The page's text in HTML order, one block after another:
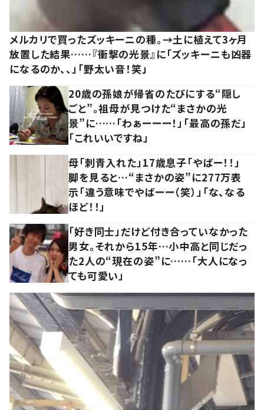
メルカリで買ったズッキーニの種。→土に植えて3ヶ月
放置した結果……『衝撃の光景』に「ズッキーニも凶器
になるのか、、」「野太い音！笑」
20歳の孫娘が帰省のたびにする“隠し
ごと”。祖母が見つけた“まさかの光
景”に……「わぁーーー！」「最高の孫だ」
「これいいですね」
母「刺青入れた」17歳息子「やばー！！」
脚を見ると…“まさかの姿”に277万表
示「違う意味でやばーー（笑）」「な、なる
ほど！！」
「好き同士」だけど付き合っていなかった
男女。それから15年…小中高と同じだっ
た2人の“現在の姿”に……「大人になっ
ても可愛い」